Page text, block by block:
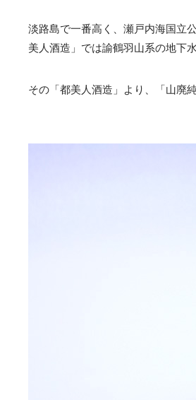
淡路島で一番高く、瀬戸内海国立
美人酒造」では諭鶴羽山系の地下
その「都美人酒造」より、「山